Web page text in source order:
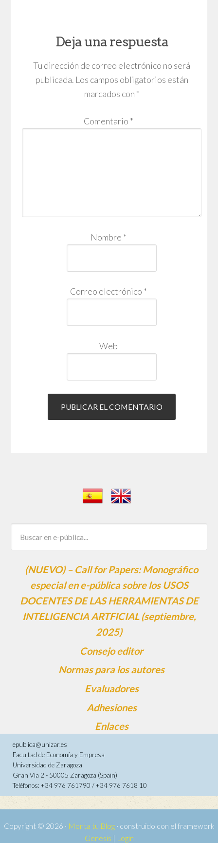
Deja una respuesta
Tu dirección de correo electrónico no será
publicada. Los campos obligatorios están
marcados con *
Comentario *
Nombre *
Correo electrónico *
Web
(NUEVO) – Call for Papers: Monográfico
especial en e-pública sobre los USOS
DOCENTES DE LAS HERRAMIENTAS DE
INTELIGENCIA ARTFICIAL (septiembre,
2025)
Consejo editor
Normas para los autores
Evaluadores
Adhesiones
Enlaces
epublica@unizar.es
Facultad de Economía y Empresa
Universidad de Zaragoza
Gran Vía 2 - 50005 Zaragoza (Spain)
Teléfonos: +34 976 761790 / +34 976 7618 10
Copyright © 2026 · Monta tu Blog· construido con el framework
Genesis | Login